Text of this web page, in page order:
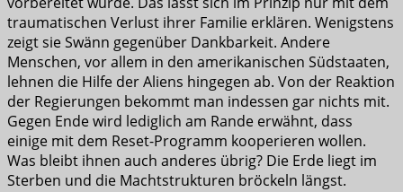
traumatischen Verlust ihrer Familie erklären. Wenigstens
zeigt sie Swänn gegenüber Dankbarkeit. Andere
Menschen, vor allem in den amerikanischen Südstaaten,
lehnen die Hilfe der Aliens hingegen ab. Von der Reaktion
der Regierungen bekommt man indessen gar nichts mit.
Gegen Ende wird lediglich am Rande erwähnt, dass
einige mit dem Reset-Programm kooperieren wollen.
Was bleibt ihnen auch anderes übrig? Die Erde liegt im
Sterben und die Machtstrukturen bröckeln längst.